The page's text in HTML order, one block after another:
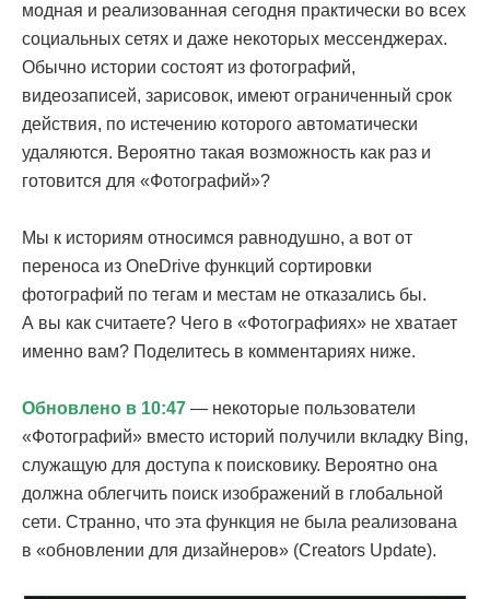
модная и реализованная сегодня практически во всех
социальных сетях и даже некоторых мессенджерах.
Обычно истории состоят из фотографий,
видеозаписей, зарисовок, имеют ограниченный срок
действия, по истечению которого автоматически
удаляются. Вероятно такая возможность как раз и
готовится для «Фотографий»?
Мы к историям относимся равнодушно, а вот от
переноса из OneDrive функций сортировки
фотографий по тегам и местам не отказались бы.
А вы как считаете? Чего в «Фотографиях» не хватает
именно вам? Поделитесь в комментариях ниже.
Обновлено в 10:47 — некоторые пользователи
«Фотографий» вместо историй получили вкладку Bing,
служащую для доступа к поисковику. Вероятно она
должна облегчить поиск изображений в глобальной
сети. Странно, что эта функция не была реализована
в «обновлении для дизайнеров» (Creators Update).